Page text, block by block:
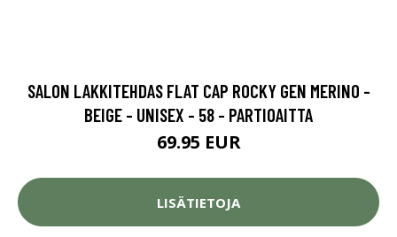
SALON LAKKITEHDAS FLAT CAP ROCKY GEN MERINO -
BEIGE - UNISEX - 58 - PARTIOAITTA
69.95 EUR
LISÄTIETOJA